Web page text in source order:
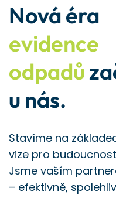
Nová éra
evidence
odpadů
u nás.
Stavíme na
vize pro
Jsme vaším
– efektivně,